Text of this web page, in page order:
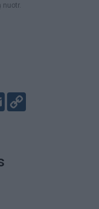
nuotr.
Email